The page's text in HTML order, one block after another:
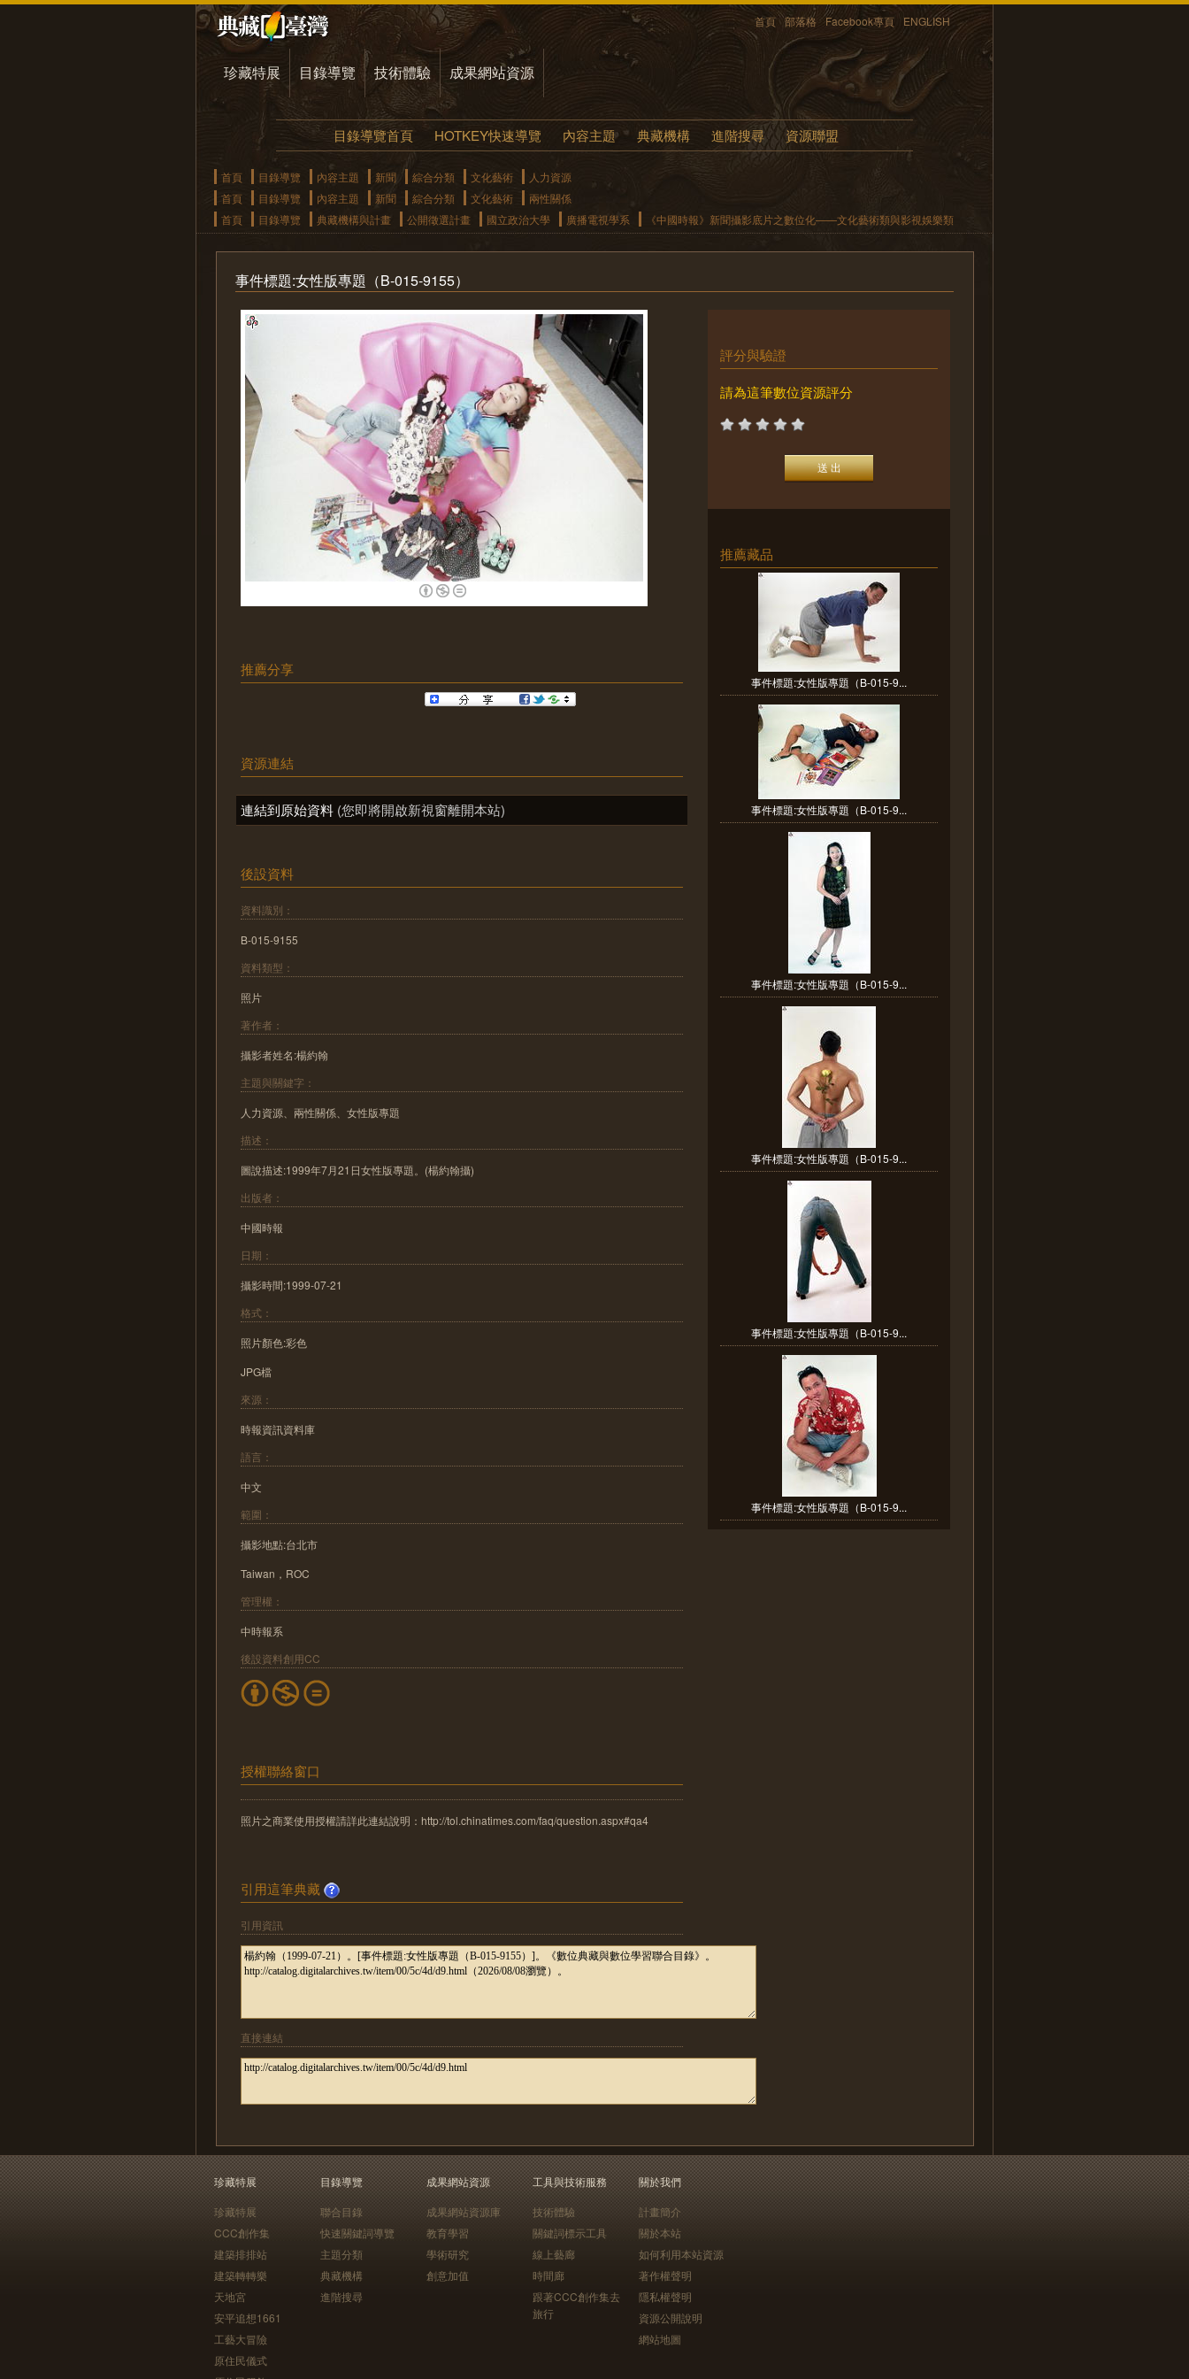
首頁 部落格 Facebook專頁 ENGLISH
珍藏特展 目錄導覽 技術體驗 成果網站資源
目錄導覽首頁 HOTKEY快速導覽 內容主題 典藏機構 進階搜尋 資源聯盟
首頁 目錄導覽 內容主題 新聞 綜合分類 文化藝術
人力資源
首頁
目錄導覽 內容主題 新聞 綜合分類 文化藝術
兩性關係
首頁
目錄導覽 典藏機構與計畫 公開徵選計畫 國立政治大學 廣播電視學系 《中國時報》新聞攝影底片之數位化——文化藝術類與影視娛樂類
事件標題:女性版專題（B-015-9155）
推薦分享
資源連結
連結到原始資料 (您即將開啟新視窗離開本站)
後設資料
資料識別：
B-015-9155
資料類型：
照片
著作者：
攝影者姓名:楊約翰
主題與關鍵字：
人力資源、兩性關係、女性版專題
描述：
圖說描述:1999年7月21日女性版專題。(楊約翰攝)
出版者：
中國時報
日期：
攝影時間:1999-07-21
格式：
照片顏色:彩色
JPG檔
來源：
時報資訊資料庫
語言：
中文
範圍：
攝影地點:台北市
Taiwan，ROC
管理權：
中時報系
後設資料創用CC
授權聯絡窗口
照片之商業使用授權請詳此連結說明：http://tol.chinatimes.com/faq/question.aspx#qa4
引用這筆典藏
引用資訊
直接連結
評分與驗證
請為這筆數位資源評分
推薦藏品
事件標題:女性版專題（B-015-9...
事件標題:女性版專題（B-015-9...
事件標題:女性版專題（B-015-9...
事件標題:女性版專題（B-015-9...
事件標題:女性版專題（B-015-9...
事件標題:女性版專題（B-015-9...
珍藏特展
珍藏特展
CCC創作集
建築排排站
建築轉轉樂
天地宮
安平追想1661
工藝大冒險
原住民儀式
目錄導覽
聯合目錄
快速關鍵詞導覽
主題分類
典藏機構
進階搜尋
成果網站資源
成果網站資源庫
教育學習
學術研究
創意加值
工具與技術服務
技術體驗
關鍵詞標示工具
線上藝廊
時間廊
跟著CCC創作集去
旅行
關於我們
計畫簡介
關於本站
如何利用本站資源
著作權聲明
隱私權聲明
資源公開說明
網站地圖